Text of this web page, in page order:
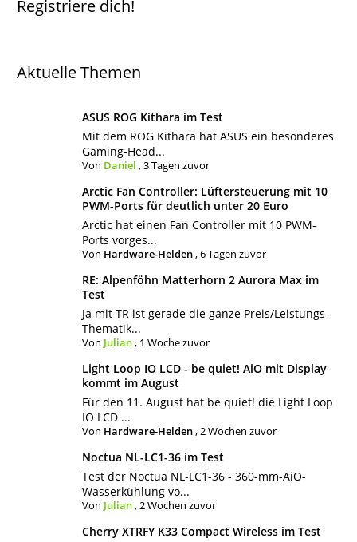
Registriere dich!
Aktuelle Themen
ASUS ROG Kithara im Test
Mit dem ROG Kithara hat ASUS ein besonderes
Gaming-Head...
Von Daniel ,3 Tagen zuvor
Arctic Fan Controller: Lüftersteuerung mit 10
PWM-Ports für deutlich unter 20 Euro
Arctic hat einen Fan Controller mit 10 PWM-
Ports vorges...
Von Hardware-Helden,6 Tagen zuvor
RE: Alpenföhn Matterhorn 2 Aurora Max im
Test
Ja mit TR ist gerade die ganze Preis/Leistungs-
Thematik...
Von Julian, 1 Woche zuvor
Light Loop IO LCD - be quiet! AiO mit Display
kommt im August
Für den 11. August hat be quiet! die Light Loop
IO LCD ...
Von Hardware-Helden,2 Wochen zuvor
Noctua NL-LC1-36 im Test
Test der Noctua NL-LC1-36 - 360-mm-AiO-
Wasserkühlung vo...
Von Julian,2 Wochen zuvor
Cherry XTRFY K33 Compact Wireless im Test